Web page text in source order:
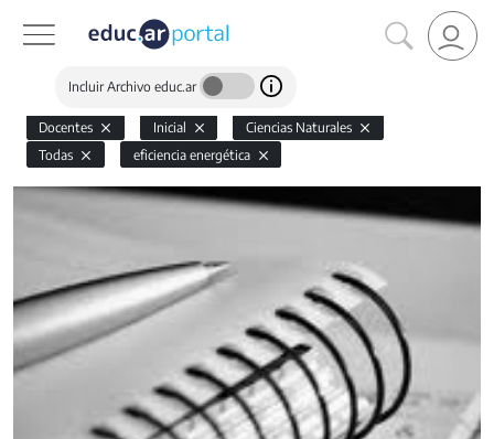
Incluir Archivo educ.ar
Docentes Inicial
Ciencias Naturales
Todas
eficiencia energética